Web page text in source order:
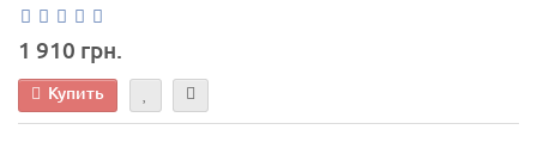
1 910 грн.
Купить